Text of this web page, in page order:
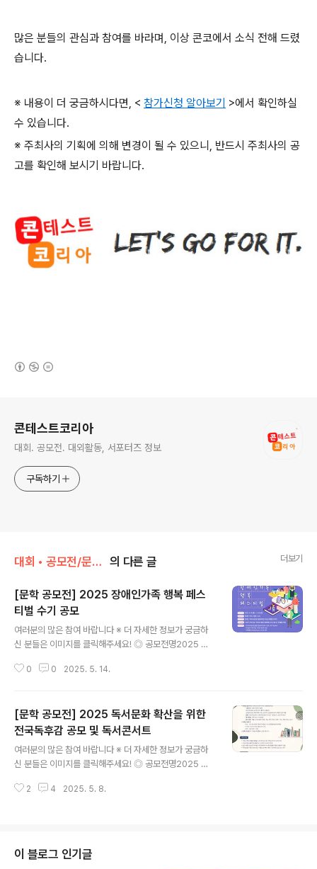
많은 분들의 관심과 참여를 바라며, 이상 콘코에서 소식 전해 드렸
습니다.
※ 내용이 더 궁금하시다면, < 참가신청 알아보기 >에서 확인하실
수 있습니다.
※ 주최사의 기획에 의해 변경이 될 수 있으니 , 반드시 주최사의 공
고를 확인해 보시기 바랍니다.
콘테스트코리아
대회. 공모전. 대외활동, 서포터즈 정보
구독하기
대회 • 공모전/문학 • 문예 • 네이밍 • 슬로건 의 다른 글 더보기
[문학 공모전] 2025 장애인가족 행복 페스
티벌 수기 공모
여러분의 많은 참여 바랍니다 ※ 더 자세한 정보가 궁금하
신 분들은 이미지를 클릭해주세요! ◎ 공모전명2025 장
족과 관련된 평범하지만 특별한 이야기 ◎ 지원 자격장애
지(www.kappd.or.kr) 공지사항에서 관련 서식 다운로
드하여 작성2. 이메일(family@kappd.or.kr)로 접수 ◎
응모규격A4용지 3매 이상 10매 이내(맑은고딕 12pt, 줄
간격 160%) ◎ 시상 내역- 대 상 : 1가족, 보건복지부장관
표창 및 상금 80만원- 우 수..
0 0 2025. 5. 14.
[문학 공모전] 2025 독서문화 확산을 위한
전국독후감 공모 및 독서콘서트
여러분의 많은 참여 바랍니다 ※ 더 자세한 정보가 궁금하
신 분들은 이미지를 클릭해주세요! ◎ 공모전명2025 독
가자격대한민국 국민 누구나(초등학생이상) ◎ 접수기간
에 도서명, 저자, 출판사> 를 표기원고지(200자) 10매 내
외 분량 장 – 포인트 12, 줄 간격 160> ◎ 문 의041)561
2 4 2025. 5. 8.
이 블로그 인기글